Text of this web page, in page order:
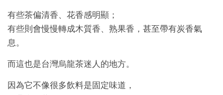
有些茶偏清香、花香感明顯；
有些則會慢慢轉成木質香、熟果香，甚至帶有炭香氣
息。
而這也是台灣烏龍茶迷人的地方。
因為它不像很多飲料是固定味道，